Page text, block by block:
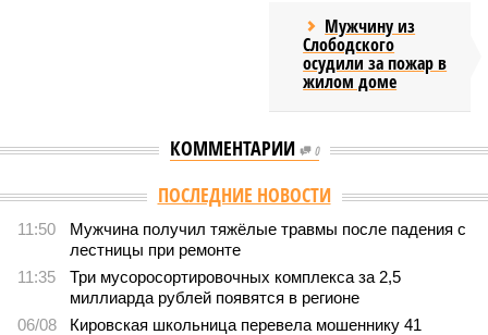
Мужчину из
Слободского
осудили за пожар в
жилом доме
КОММЕНТАРИИ 0
ПОСЛЕДНИЕ НОВОСТИ
11:50
Мужчина получил тяжёлые травмы после падения с
лестницы при ремонте
11:35
Три мусоросортировочных комплекса за 2,5
миллиарда рублей появятся в регионе
06/08
Кировская школьница перевела мошеннику 41